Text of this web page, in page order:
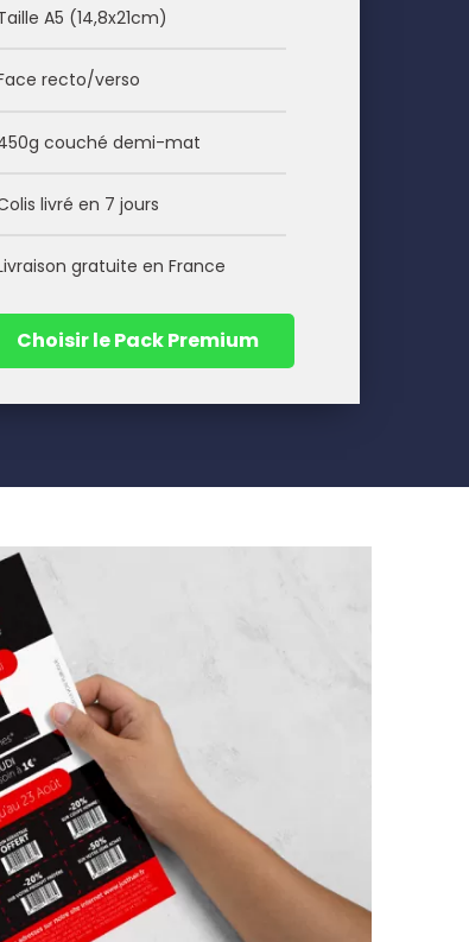
A5 (14,8x21cm)
recto/verso
couché demi-mat
livré en 7 jours
gratuite en France
Choisir le Pack Premium